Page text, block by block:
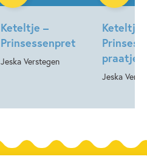
Keteltje –
Prinsessenpret
Jeska Verstegen
Keteltje
Prinses
praatjes
Jeska